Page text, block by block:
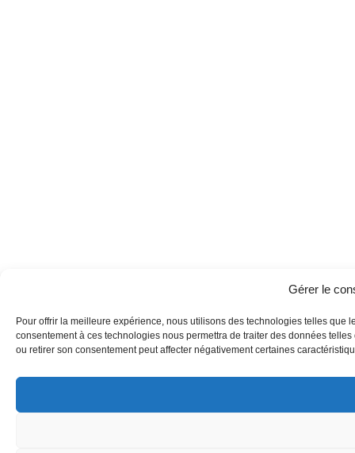
Gérer le
Pour offrir la meilleure expérience, nous utilisons des technologies telles
consentement à ces technologies nous permettra de traiter des données
ou retirer son consentement peut affecter négativement certaines